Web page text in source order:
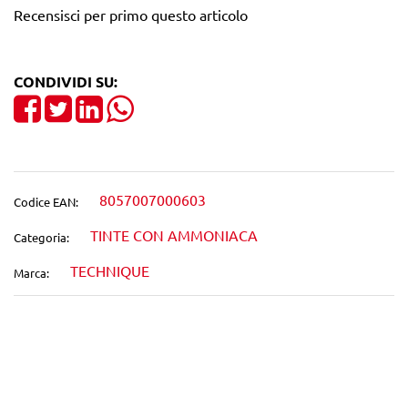
Recensisci per primo questo articolo
CONDIVIDI SU:
Share on Facebook
TweetShare on LinkedIn
Codice EAN: 8057007000603
Categoria: TINTE CON AMMONIACA
Marca: TECHNIQUE